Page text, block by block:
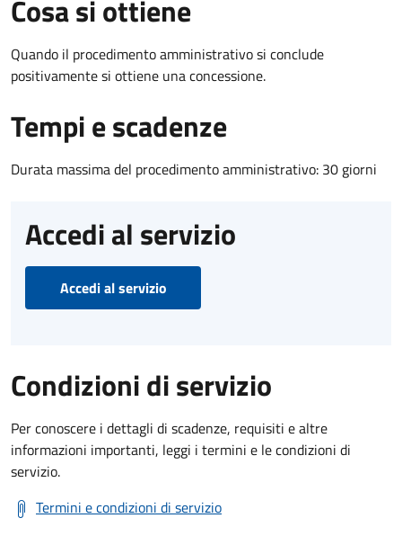
Cosa si ottiene
Quando il procedimento amministrativo si conclude
positivamente si ottiene una concessione.
Tempi e scadenze
Durata massima del procedimento amministrativo: 30 giorni
Accedi al servizio
Accedi al servizio
Condizioni di servizio
Per conoscere i dettagli di scadenze, requisiti e altre
informazioni importanti, leggi i termini e le condizioni di
servizio.
Termini e condizioni di servizio